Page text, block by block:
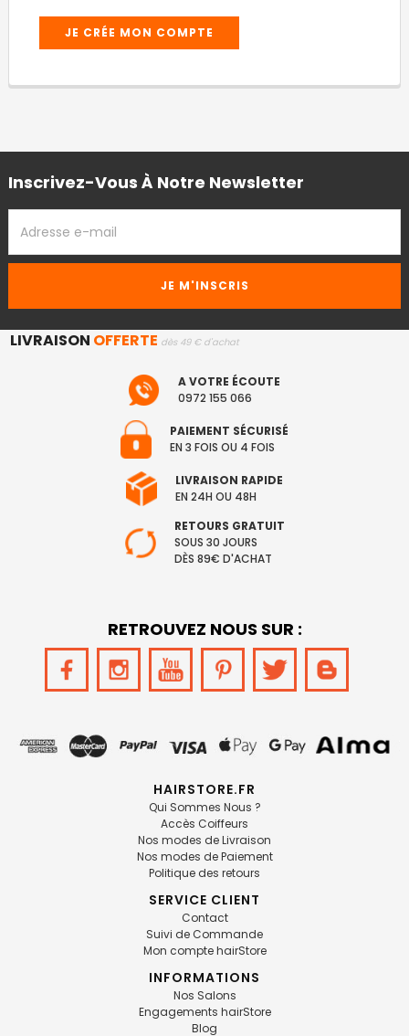
JE CRÉE MON COMPTE
Inscrivez-Vous À Notre Newsletter
EMAIL
LIVRAISON OFFERTE dès 49 € d'achat
A VOTRE ÉCOUTE
0972 155 066
PAIEMENT SÉCURISÉ
EN 3 FOIS OU 4 FOIS
LIVRAISON RAPIDE
EN 24H OU 48H
RETOURS GRATUIT
SOUS 30 JOURS
DÈS 89€ D'ACHAT
RETROUVEZ NOUS SUR :
HAIRSTORE.FR
Qui Sommes Nous ?
Accès Coiffeurs
Nos modes de Livraison
Nos modes de Paiement
Politique des retours
SERVICE CLIENT
Contact
Suivi de Commande
Mon compte hairStore
INFORMATIONS
Nos Salons
Engagements hairStore
Blog